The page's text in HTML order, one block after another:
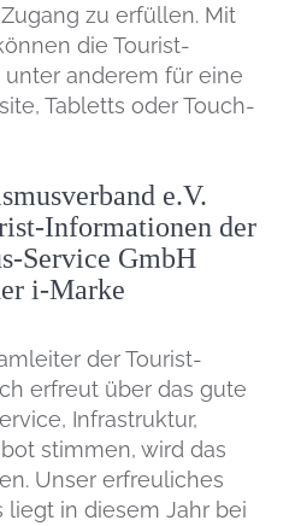
zu erfüllen. Mit
die Tourist-
anderem für eine
Tabletts oder Touch-
e.V.
Informationen der
Service GmbH
i-Marke
der Tourist-
erfreut über das gute
Infrastruktur,
stimmen, wird das
Unser erfreuliches
in diesem Jahr bei